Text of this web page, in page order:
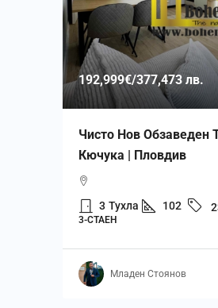
192,999€/377,473 лв.
Чисто Нов Обзаведен
Кючука | Пловдив
3 Тухла 102
3-СТАЕН
Младен Стоянов